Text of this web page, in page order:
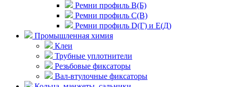
Ремни профиль В(Б)
Ремни профиль С(В)
Ремни профиль D(Г) и E(Д)
Промышленная химия
Клеи
Трубные уплотнители
Резьбовые фиксаторы
Вал-втулочные фиксаторы